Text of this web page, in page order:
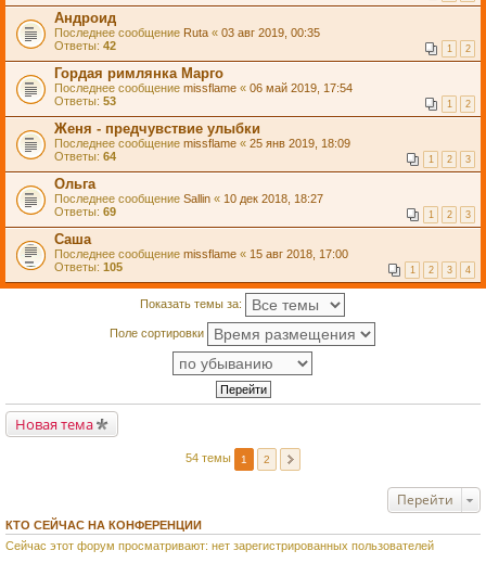
Андроид
Последнее сообщение Ruta « 03 авг 2019, 00:35
Ответы: 42 1 2
Гордая римлянка Марго
Последнее сообщение missflame « 06 май 2019, 17:54
Ответы: 53 1 2
Женя - предчувствие улыбки
Последнее сообщение missflame « 25 янв 2019, 18:09
Ответы: 64 1 2 3
Ольга
Последнее сообщение Sallin « 10 дек 2018, 18:27
Ответы: 69 1 2 3
Саша
Последнее сообщение missflame « 15 авг 2018, 17:00
Ответы: 105 1 2 3 4
Показать темы за:
Поле сортировки
Новая тема
54 темы 1 2
Перейти
КТО СЕЙЧАС НА КОНФЕРЕНЦИИ
Сейчас этот форум просматривают: нет зарегистрированных пользователей